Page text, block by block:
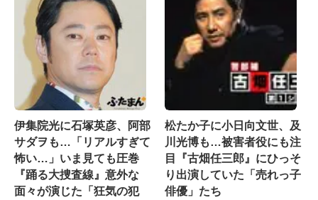
伊集院光に石塚英彦、阿部
サダヲも…「リアルすぎて
怖い…」いま見ても圧巻
『踊る大捜査線』意外な
面々が演じた「狂気の犯
松たか子に小日向文世、及
川光博も…被害者役にも注
目『古畑任三郎』にひっそ
り出演していた「売れっ子
俳優」たち